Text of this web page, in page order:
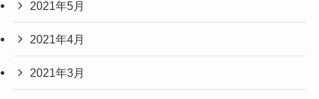
2021年5月
2021年4月
2021年3月